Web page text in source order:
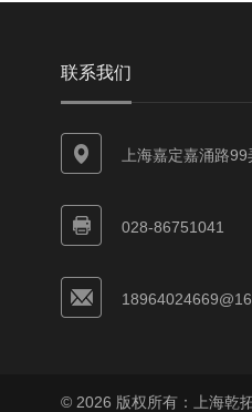
联系我们
上海嘉定嘉涌路
028-86751041
© 2026 版权所有：上海乾